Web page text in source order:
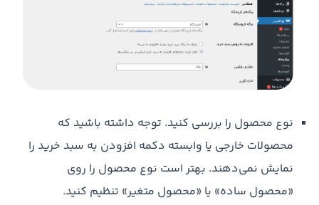
نوع محصول را بررسی کنید. توجه داشته باشید که
محصولات خارجی یا وابسته دکمه افزودن به سبد خرید را
نمایش نمی‌دهند. بهتر است نوع محصول را روی
«محصول ساده» یا «محصول متغیر» تنظیم کنید.